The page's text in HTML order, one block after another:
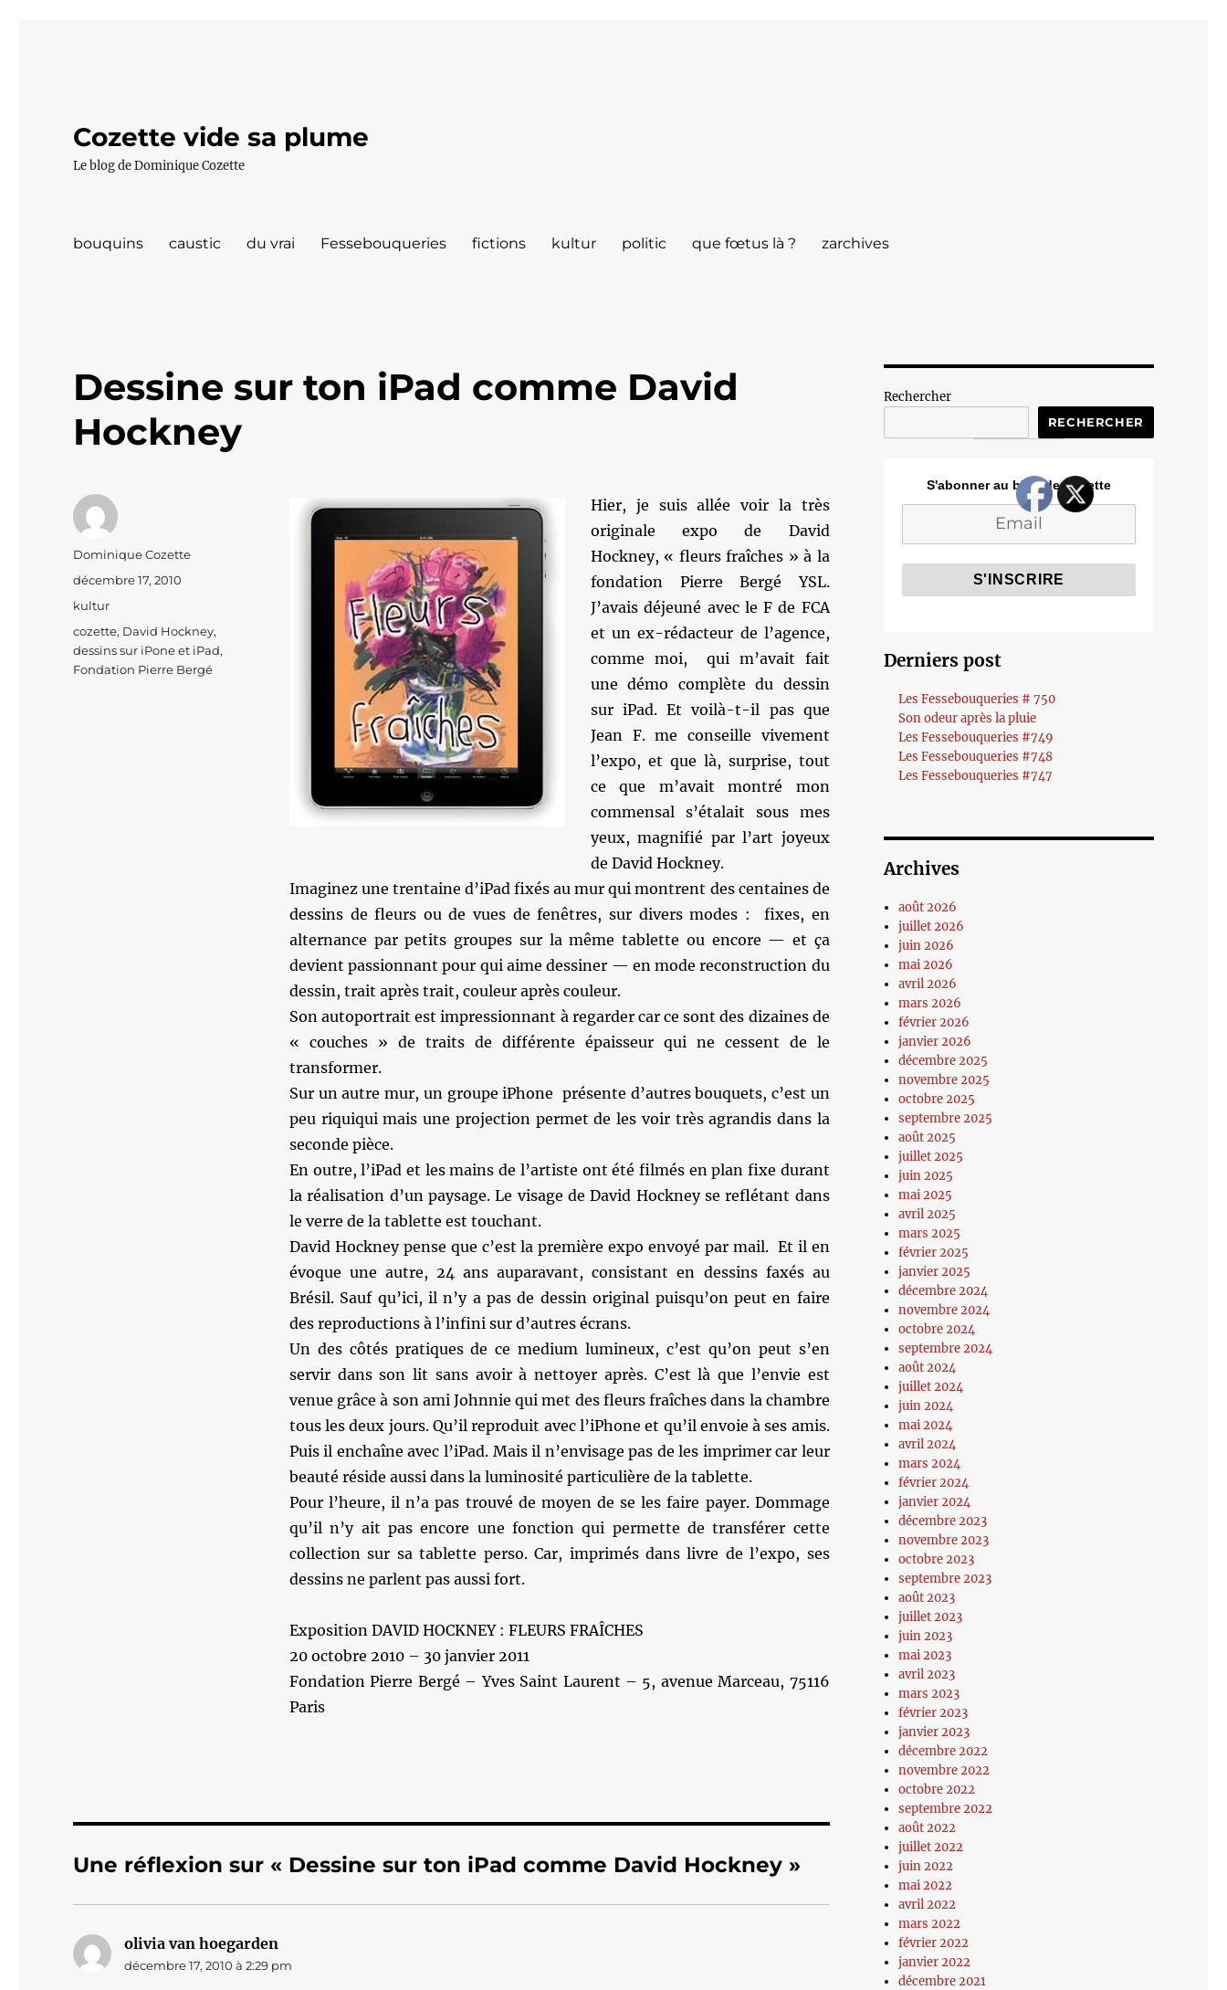
Cozette vide sa plume
Le blog de Dominique Cozette
bouquins caustic du vrai Fessebouqueries fictions kultur politic que fœtus là ? zarchives
Dessine sur ton iPad comme David
Hockney
Hier, je suis allée voir la très
originale expo de David
Hockney, « fleurs fraîches » à la
fondation Pierre Bergé YSL.
J’avais déjeuné avec le F de FCA
et un ex-rédacteur de l’agence,
comme moi, qui m’avait fait
une démo complète du dessin
sur iPad. Et voilà-t-il pas que
Jean F. me conseille vivement
l’expo, et que là, surprise, tout
ce que m’avait montré mon
commensal s’étalait sous mes
yeux, magnifié par l’art joyeux
de David Hockney.
Imaginez une trentaine d’iPad fixés au mur qui montrent des centaines de
dessins de fleurs ou de vues de fenêtres, sur divers modes : fixes, en
alternance par petits groupes sur la même tablette ou encore — et ça
devient passionnant pour qui aime dessiner — en mode reconstruction du
dessin, trait après trait, couleur après couleur.
Son autoportrait est impressionnant à regarder car ce sont des dizaines de
« couches » de traits de différente épaisseur qui ne cessent de le
transformer.
Sur un autre mur, un groupe iPhone présente d’autres bouquets, c’est un
peu riquiqui mais une projection permet de les voir très agrandis dans la
seconde pièce.
En outre, l’iPad et les mains de l’artiste ont été filmés en plan fixe durant
la réalisation d’un paysage. Le visage de David Hockney se reflétant dans
le verre de la tablette est touchant.
David Hockney pense que c’est la première expo envoyé par mail. Et il en
évoque une autre, 24 ans auparavant, consistant en dessins faxés au
Brésil. Sauf qu’ici, il n’y a pas de dessin original puisqu’on peut en faire
des reproductions à l’infini sur d’autres écrans.
Un des côtés pratiques de ce medium lumineux, c’est qu’on peut s’en
servir dans son lit sans avoir à nettoyer après. C’est là que l’envie est
venue grâce à son ami Johnnie qui met des fleurs fraîches dans la chambre
tous les deux jours. Qu’il reproduit avec l’iPhone et qu’il envoie à ses amis.
Puis il enchaîne avec l’iPad. Mais il n’envisage pas de les imprimer car leur
beauté réside aussi dans la luminosité particulière de la tablette.
Pour l’heure, il n’a pas trouvé de moyen de se les faire payer. Dommage
qu’il n’y ait pas encore une fonction qui permette de transférer cette
collection sur sa tablette perso. Car, imprimés dans livre de l’expo, ses
dessins ne parlent pas aussi fort.
Exposition DAVID HOCKNEY : FLEURS FRAÎCHES
20 octobre 2010 – 30 janvier 2011
Fondation Pierre Bergé – Yves Saint Laurent – 5, avenue Marceau, 75116
Paris
Auteur
Dominique Cozette
Publié
le
décembre 17, 2010
Catégories
kultur
Étiquettes
cozette, David Hockney,
dessins sur iPone et iPad,
Fondation Pierre Bergé
Une réflexion sur « Dessine sur ton iPad comme David Hockney »
olivia van hoegarden
décembre 17, 2010 à 2:29 pm
Rechercher
RECHERCHER
S'abonner au blog de Cozette
Derniers post
Les Fessebouqueries # 750
Son odeur après la pluie
Les Fessebouqueries #749
Les Fessebouqueries #748
Les Fessebouqueries #747
Archives
août 2026
juillet 2026
juin 2026
mai 2026
avril 2026
mars 2026
février 2026
janvier 2026
décembre 2025
novembre 2025
octobre 2025
septembre 2025
août 2025
juillet 2025
juin 2025
mai 2025
avril 2025
mars 2025
février 2025
janvier 2025
décembre 2024
novembre 2024
octobre 2024
septembre 2024
août 2024
juillet 2024
juin 2024
mai 2024
avril 2024
mars 2024
février 2024
janvier 2024
décembre 2023
novembre 2023
octobre 2023
septembre 2023
août 2023
juillet 2023
juin 2023
mai 2023
avril 2023
mars 2023
février 2023
janvier 2023
décembre 2022
novembre 2022
octobre 2022
septembre 2022
août 2022
juillet 2022
juin 2022
mai 2022
avril 2022
mars 2022
février 2022
janvier 2022
décembre 2021